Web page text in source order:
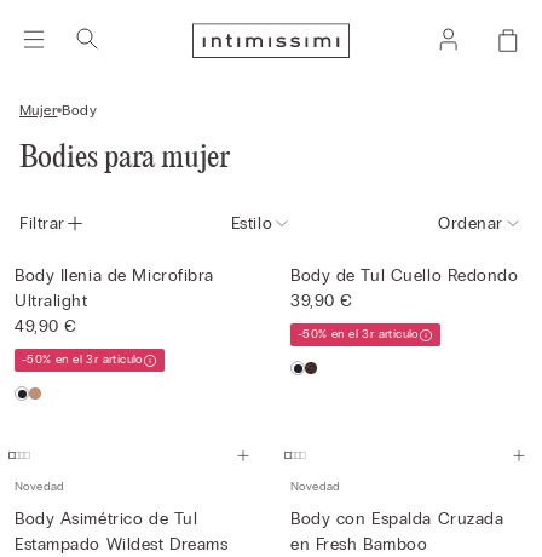
Mujer Body
Bodies para mujer
Filtrar Estilo Ordenar
Body Ilenia de Microfibra
Ultralight
49,90 €
-50% en el 3r artículo
Body de Tul Cuello Redondo
39,90 €
-50% en el 3r artículo
Novedad
Body Asimétrico de Tul
Estampado Wildest Dreams
Novedad
Body con Espalda Cruzada
en Fresh Bamboo